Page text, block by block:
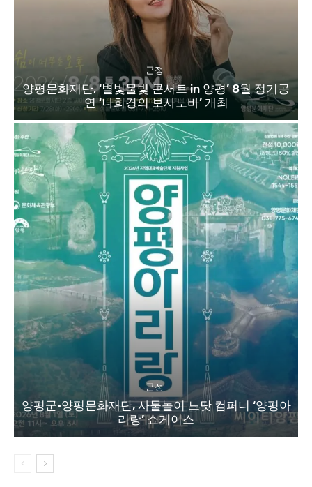
군정
양평문화재단, ‘별빛물빛 콘서트 in 양평’ 8월 정기공
연 ‘나희경의 보사노바’ 개최
군정
양평군·양평문화재단, 사물놀이 느닷 컴퍼니 ‘양평아
리랑’ 쇼케이스